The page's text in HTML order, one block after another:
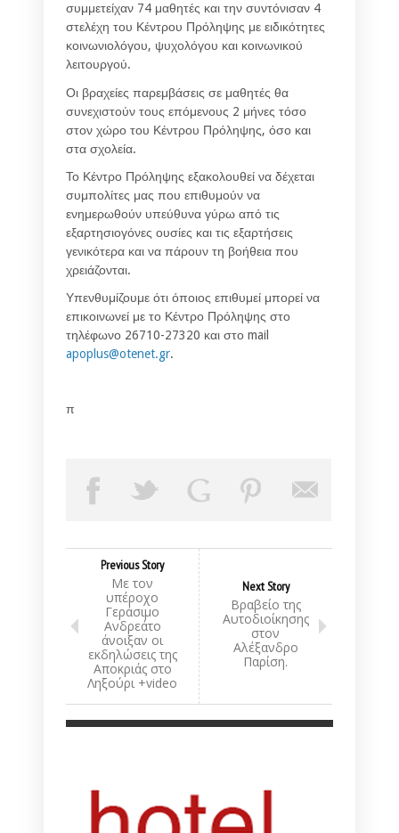
συμμετείχαν 74 μαθητές και την συντόνισαν 4
στελέχη του Κέντρου Πρόληψης με ειδικότητες
κοινωνιολόγου, ψυχολόγου και κοινωνικού
λειτουργού.
Οι βραχείες παρεμβάσεις σε μαθητές θα
συνεχιστούν τους επόμενους 2 μήνες τόσο
στον χώρο του Κέντρου Πρόληψης, όσο και
στα σχολεία.
Το Κέντρο Πρόληψης εξακολουθεί να δέχεται
συμπολίτες μας που επιθυμούν να
ενημερωθούν υπεύθυνα γύρω από τις
εξαρτησιογόνες ουσίες και τις εξαρτήσεις
γενικότερα και να πάρουν τη βοήθεια που
χρειάζονται.
Υπενθυμίζουμε ότι όποιος επιθυμεί μπορεί να
επικοινωνεί με το Κέντρο Πρόληψης στο
τηλέφωνο 26710-27320 και στο mail
apoplus@otenet.gr.
π
Previous Story
Με τον
υπέροχο
Γεράσιμο
Ανδρεάτο
άνοιξαν οι
εκδηλώσεις της
Αποκριάς στο
Ληξούρι +video
Next Story
Βραβείο της
Αυτοδιοίκησης
στον
Αλέξανδρο
Παρίση.